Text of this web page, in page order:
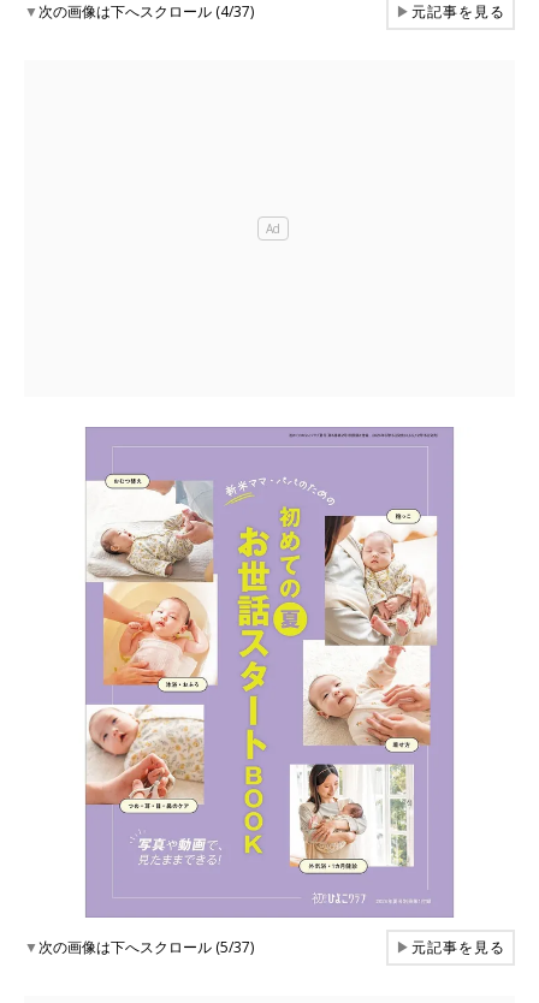
▼次の画像は下へスクロール (4/37) ▶元記事を見る
▼次の画像は下へスクロール (5/37) ▶元記事を見る